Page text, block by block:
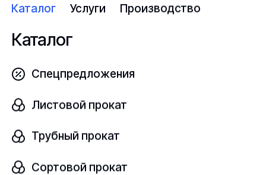
Каталог Услуги Производство
Каталог
Спецпредложения
Листовой прокат
Трубный прокат
Сортовой прокат
В наличии
100 142
100х114